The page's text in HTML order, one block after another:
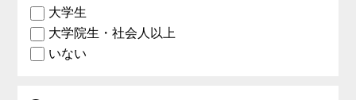
大学生
大学院生・社会人以上
いない